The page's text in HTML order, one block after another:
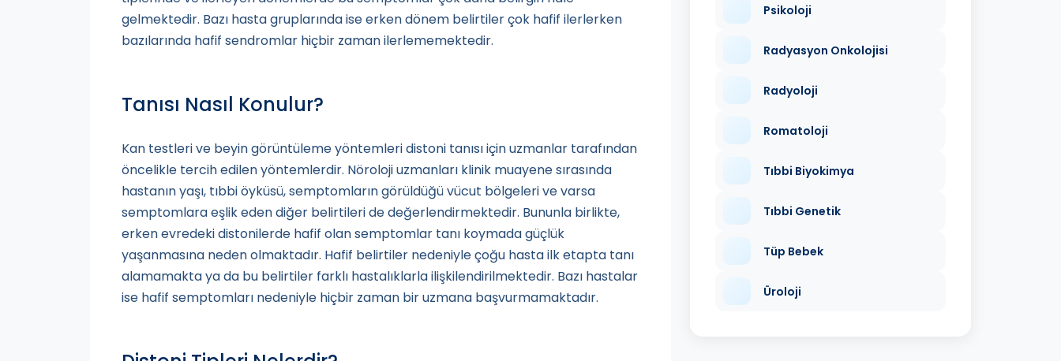
gelmektedir. Bazı hasta gruplarında ise erken dönem belirtiler çok hafif ilerlerken
bazılarında hafif sendromlar hiçbir zaman ilerlememektedir.
Tanısı Nasıl Konulur?
Kan testleri ve beyin görüntüleme yöntemleri distoni tanısı için uzmanlar tarafından
öncelikle tercih edilen yöntemlerdir. Nöroloji uzmanları klinik muayene sırasında
hastanın yaşı, tıbbi öyküsü, semptomların görüldüğü vücut bölgeleri ve varsa
semptomlara eşlik eden diğer belirtileri de değerlendirmektedir. Bununla birlikte,
erken evredeki distonilerde hafif olan semptomlar tanı koymada güçlük
yaşanmasına neden olmaktadır. Hafif belirtiler nedeniyle çoğu hasta ilk etapta tanı
alamamakta ya da bu belirtiler farklı hastalıklarla ilişkilendirilmektedir. Bazı hastalar
ise hafif semptomları nedeniyle hiçbir zaman bir uzmana başvurmamaktadır.
Psikoloji
Radyasyon Onkolojisi
Radyoloji
Romatoloji
Tıbbi Biyokimya
Tıbbi Genetik
Tüp Bebek
Üroloji